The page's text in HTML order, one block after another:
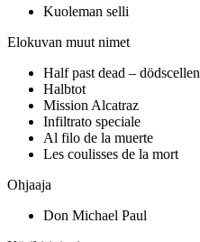
Kuoleman selli
Elokuvan muut nimet
Half past dead – dödscellen
Halbtot
Mission Alcatraz
Infiltrato speciale
Al filo de la muerte
Les coulisses de la mort
Ohjaaja
Don Michael Paul